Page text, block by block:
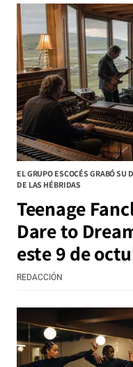
EL GRUPO ESCOCÉS GRABÓ SU
DE LAS HÉBRIDAS
Teenage
Dare to
este 9 de
REDACCIÓN